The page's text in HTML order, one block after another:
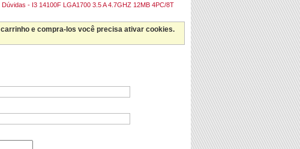
Dúvidas - I3 14100F LGA1700 3.5 A 4.7GHZ 12MB 4PC/8T
e compra-los você precisa ativar cookies.